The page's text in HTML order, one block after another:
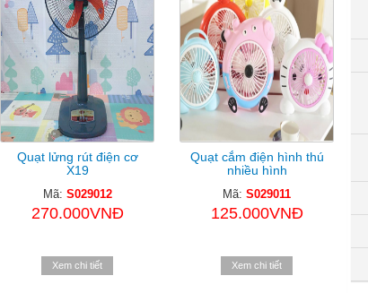
Quạt lửng rút điện cơ
X19
Mã: S029012
270.000VNĐ
Xem chi tiết
Quạt cắm điện hình thú
nhiều hình
Mã: S029011
125.000VNĐ
Xem chi tiết